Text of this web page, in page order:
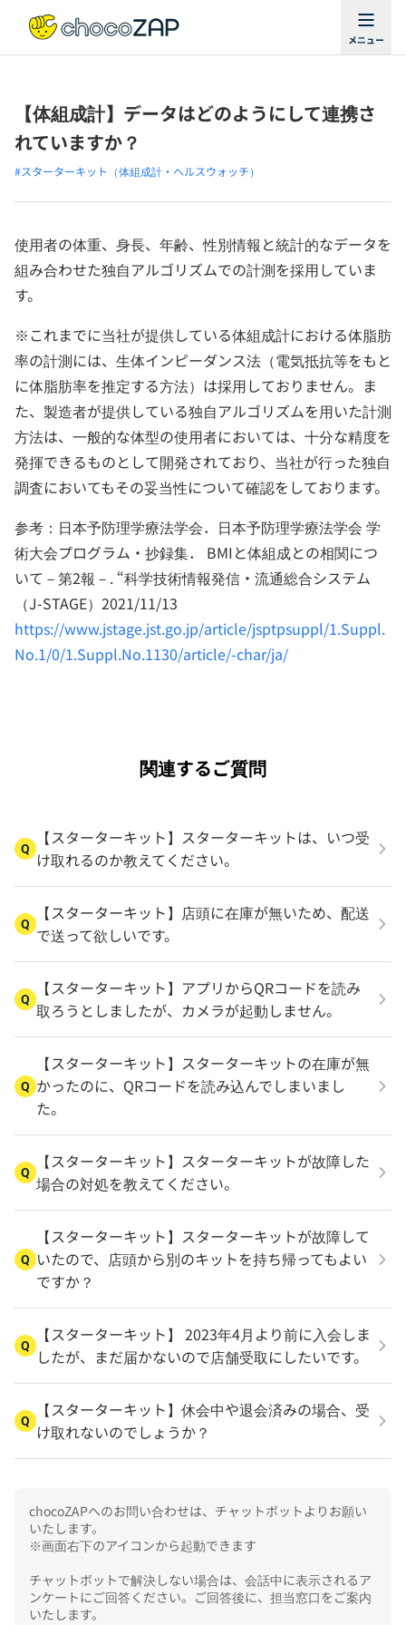
【体組成計】データはどのようにして連携さ
れていますか？
#スターターキット（体組成計・ヘルスウォッチ）
使用者の体重、身長、年齢、性別情報と統計的なデータを
組み合わせた独自アルゴリズムでの計測を採用していま
す。
※これまでに当社が提供している体組成計における体脂肪
率の計測には、生体インピーダンス法（電気抵抗等をもと
に体脂肪率を推定する方法）は採用しておりません。ま
た、製造者が提供している独自アルゴリズムを用いた計測
方法は、一般的な体型の使用者においては、十分な精度を
発揮できるものとして開発されており、当社が行った独自
調査においてもその妥当性について確認をしております。
参考：日本予防理学療法学会．日本予防理学療法学会 学
術大会プログラム・抄録集． BMIと体組成との相関につ
いて－第2報－. “科学技術情報発信・流通総合システム
（J-STAGE）2021/11/13
https://www.jstage.jst.go.jp/article/jsptpsuppl/1.Suppl.
No.1/0/1.Suppl.No.1130/article/-char/ja/
関連するご質問
Q
【スターターキット】スターターキットは、いつ受
け取れるのか教えてください。
Q
【スターターキット】店頭に在庫が無いため、配送
で送って欲しいです。
Q
【スターターキット】アプリからQRコードを読み
取ろうとしましたが、カメラが起動しません。
Q
【スターターキット】スターターキットの在庫が無
かったのに、QRコードを読み込んでしまいまし
た。
Q
【スターターキット】スターターキットが故障した
場合の対処を教えてください。
Q
【スターターキット】スターターキットが故障して
いたので、店頭から別のキットを持ち帰ってもよい
ですか？
Q
【スターターキット】 2023年4月より前に入会しま
したが、まだ届かないので店舗受取にしたいです。
Q
【スターターキット】休会中や退会済みの場合、受
け取れないのでしょうか？
chocoZAPへのお問い合わせは、チャットボットよりお願い
いたします。
※画面右下のアイコンから起動できます
チャットボットで解決しない場合は、会話中に表示されるア
ンケートにご回答ください。ご回答後に、担当窓口をご案内
いたします。